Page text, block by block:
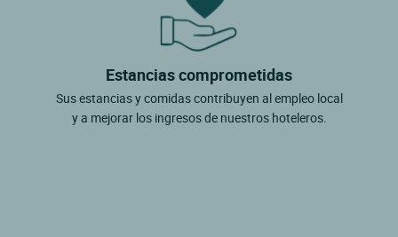
Estancias comprometidas
Sus estancias y comidas contribuyen al empleo local
y a mejorar los ingresos de nuestros hoteleros.